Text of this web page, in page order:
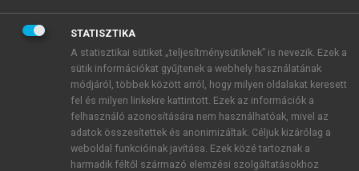
BELÉPÉS SAJÁT FIÓKKAL
ÚJ FIÓK LÉTREHOZÁSA
1 óra díjmentes hozzáférés
E-MAIL-CÍM
STATISZTIKA
A statisztikai sütiket „teljesítménysütiknek” is nevezik. Ezek a
sütik információkat gyűjtenek a webhely használatának
módjáról, többek között arról, hogy milyen oldalakat keresett
fel és milyen linkekre kattintott. Ezek az információk a
felhasználó azonosítására nem használhatóak, mivel az
adatok összesítettek és anonimizáltak. Céljuk kizárólag a
weboldal funkcióinak javítása. Ezek közé tartoznak a
harmadik féltől származó elemzési szolgáltatásokhoz